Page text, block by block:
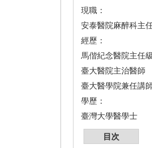
現職：
安泰醫院麻醉科主
經歷：
馬偕紀念醫院主任
臺大醫院主治醫師
臺大醫學院兼任講
學歷：
臺灣大學醫學士
目次